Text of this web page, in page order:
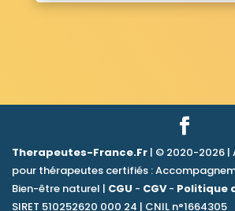
Therapeutes-France.Fr | © 2020-2026 |
pour thérapeutes certifiés :
Bien-être naturel | CGU - CGV- Politique
SIRET 510252620 000 24 | CNIL n°1664305